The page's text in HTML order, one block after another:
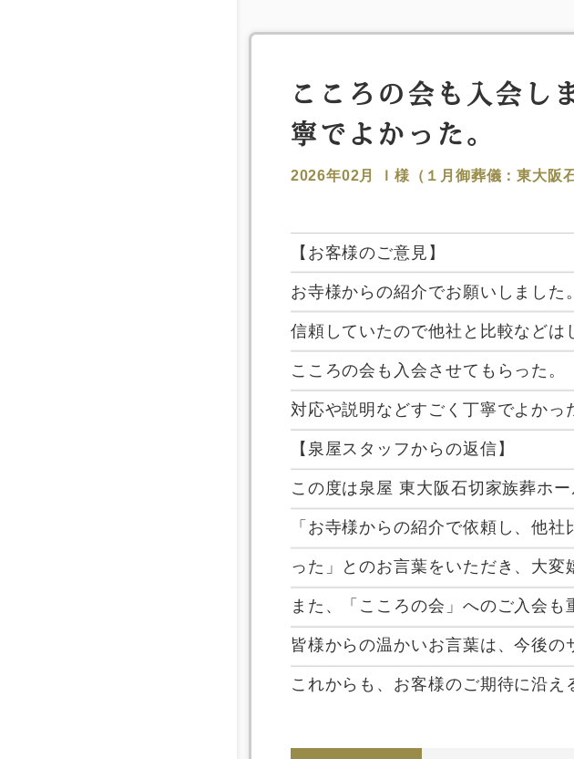
こころの会も入会し
寧でよかった。
2026年02月 Ｉ様（１月御葬儀：東大阪
【お客様のご意見】
お寺様からの紹介でお願いしました。
信頼していたので他社と比較などは
こころの会も入会させてもらった。
対応や説明などすごく丁寧でよかっ
【泉屋スタッフからの返信】
この度は泉屋 東大阪石切家族葬ホ
「お寺様からの紹介で依頼し、他
った」とのお言葉をいただき、大変
また、「こころの会」へのご入会も
皆様からの温かいお言葉は、今後の
これからも、お客様のご期待に沿え